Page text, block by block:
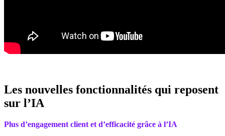
Les nouvelles fonctionnalités qui reposent
sur l’IA
Plus d’engagement client et d’efficacité grâce à l’IA